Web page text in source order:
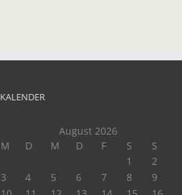
KALENDER
August 2026
M
D M D F S
S
1
2
3
4 5 6 7 8
9